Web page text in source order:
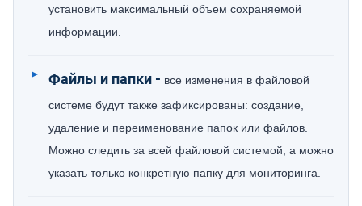
установить максимальный объем сохраняемой
информации.
Файлы и папки - все изменения в файловой
системе будут также зафиксированы: создание,
удаление и переименование папок или файлов.
Можно следить за всей файловой системой, а можно
указать только конкретную папку для мониторинга.